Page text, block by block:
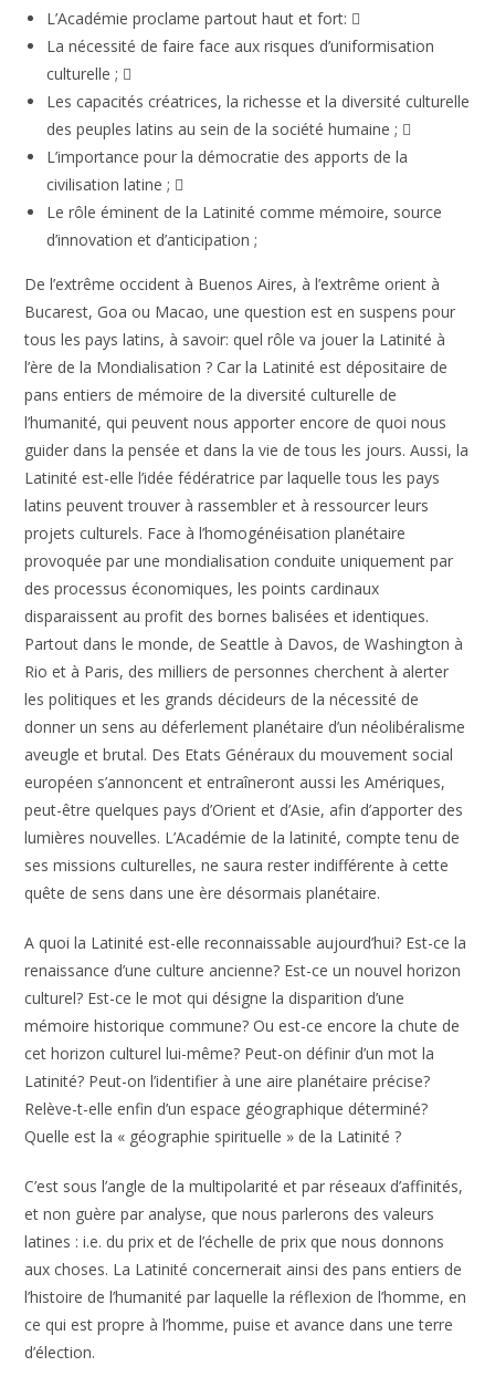
L’Académie proclame partout haut et fort: 
La nécessité de faire face aux risques d’uniformisation
culturelle ; 
Les capacités créatrices, la richesse et la diversité culturelle
des peuples latins au sein de la société humaine ; 
L’importance pour la démocratie des apports de la
civilisation latine ; 
Le rôle éminent de la Latinité comme mémoire, source
d’innovation et d’anticipation ;
De l’extrême occident à Buenos Aires, à l’extrême orient à
Bucarest, Goa ou Macao, une question est en suspens pour
tous les pays latins, à savoir: quel rôle va jouer la Latinité à
l’ère de la Mondialisation ? Car la Latinité est dépositaire de
pans entiers de mémoire de la diversité culturelle de
l’humanité, qui peuvent nous apporter encore de quoi nous
guider dans la pensée et dans la vie de tous les jours. Aussi, la
Latinité est-elle l’idée fédératrice par laquelle tous les pays
latins peuvent trouver à rassembler et à ressourcer leurs
projets culturels. Face à l’homogénéisation planétaire
provoquée par une mondialisation conduite uniquement par
des processus économiques, les points cardinaux
disparaissent au profit des bornes balisées et identiques.
Partout dans le monde, de Seattle à Davos, de Washington à
Rio et à Paris, des milliers de personnes cherchent à alerter
les politiques et les grands décideurs de la nécessité de
donner un sens au déferlement planétaire d’un néolibéralisme
aveugle et brutal. Des Etats Généraux du mouvement social
européen s’annoncent et entraîneront aussi les Amériques,
peut-être quelques pays d’Orient et d’Asie, afin d’apporter des
lumières nouvelles. L’Académie de la latinité, compte tenu de
ses missions culturelles, ne saura rester indifférente à cette
quête de sens dans une ère désormais planétaire.
A quoi la Latinité est-elle reconnaissable aujourd’hui? Est-ce la
renaissance d’une culture ancienne? Est-ce un nouvel horizon
culturel? Est-ce le mot qui désigne la disparition d’une
mémoire historique commune? Ou est-ce encore la chute de
cet horizon culturel lui-même? Peut-on définir d’un mot la
Latinité? Peut-on l’identifier à une aire planétaire précise?
Relève-t-elle enfin d’un espace géographique déterminé?
Quelle est la « géographie spirituelle » de la Latinité ?
C’est sous l’angle de la multipolarité et par réseaux d’affinités,
et non guère par analyse, que nous parlerons des valeurs
latines : i.e. du prix et de l’échelle de prix que nous donnons
aux choses. La Latinité concernerait ainsi des pans entiers de
l’histoire de l’humanité par laquelle la réflexion de l’homme, en
ce qui est propre à l’homme, puise et avance dans une terre
d’élection.